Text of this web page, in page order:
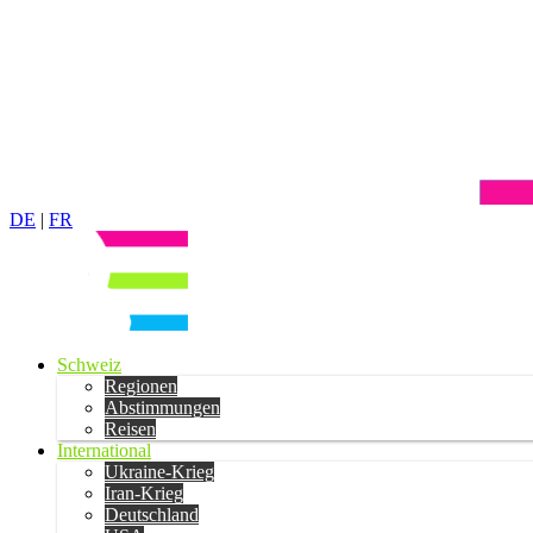
DE | FR
Schweiz
Regionen
Abstimmungen
Reisen
International
Ukraine-Krieg
Iran-Krieg
Deutschland